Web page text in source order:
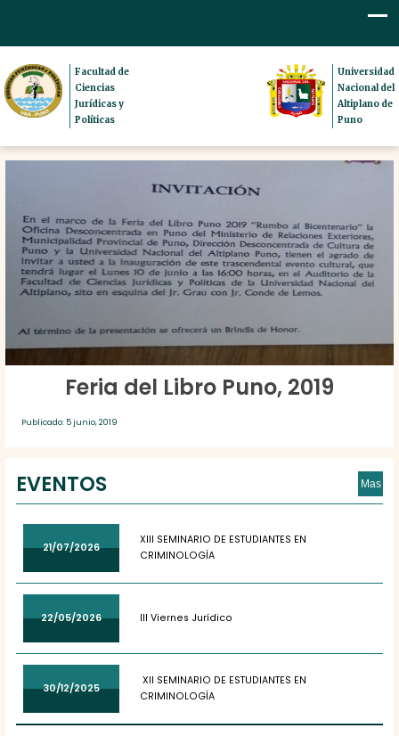
Facultad de
Ciencias
Jurídicas y
Políticas
Universidad
Nacional del
Altiplano de
Puno
Feria del Libro Puno, 2019
Publicado: 5 junio, 2019
EVENTOS Mas
21/07/2026
XIII SEMINARIO DE ESTUDIANTES EN
CRIMINOLOGÍA
22/05/2026 III Viernes Jurídico
30/12/2025
XII SEMINARIO DE ESTUDIANTES EN
CRIMINOLOGÍA